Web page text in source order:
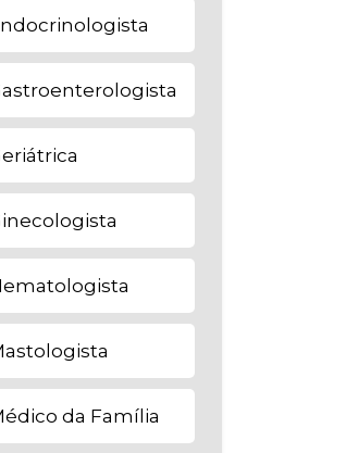
da Família